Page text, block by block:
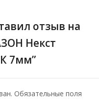
отзыв на
Некст
7мм”
Обязательные поля